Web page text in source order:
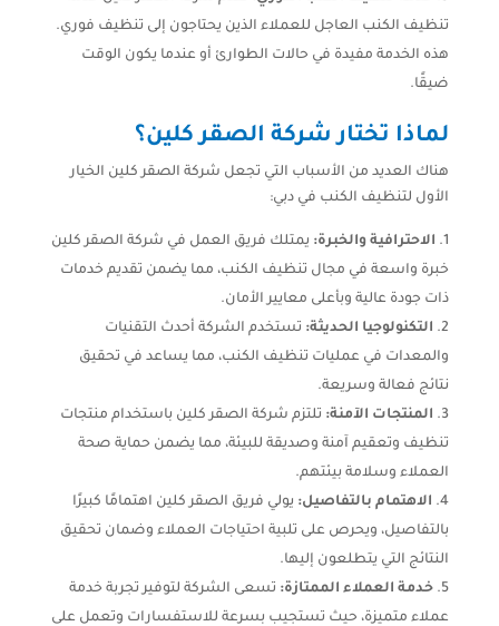
تنظيف الكنب العاجل للعملاء الذين يحتاجون إلى تنظيف فوري.
هذه الخدمة مفيدة في حالات الطوارئ أو عندما يكون الوقت
ضيقًا.
لماذا تختار شركة الصقر كلين؟
هناك العديد من الأسباب التي تجعل شركة الصقر كلين الخيار
الأول لتنظيف الكنب في دبي:
الاحترافية والخبرة: يمتلك فريق العمل في شركة الصقر كلين
خبرة واسعة في مجال تنظيف الكنب، مما يضمن تقديم خدمات
ذات جودة عالية وبأعلى معايير الأمان.
التكنولوجيا الحديثة: تستخدم الشركة أحدث التقنيات
والمعدات في عمليات تنظيف الكنب، مما يساعد في تحقيق
نتائج فعالة وسريعة.
المنتجات الآمنة: تلتزم شركة الصقر كلين باستخدام منتجات
تنظيف وتعقيم آمنة وصديقة للبيئة، مما يضمن حماية صحة
العملاء وسلامة بيئتهم.
الاهتمام بالتفاصيل: يولي فريق الصقر كلين اهتمامًا كبيرًا
بالتفاصيل، ويحرص على تلبية احتياجات العملاء وضمان تحقيق
النتائج التي يتطلعون إليها.
خدمة العملاء الممتازة: تسعى الشركة لتوفير تجربة خدمة
عملاء متميزة، حيث تستجيب بسرعة للاستفسارات وتعمل على